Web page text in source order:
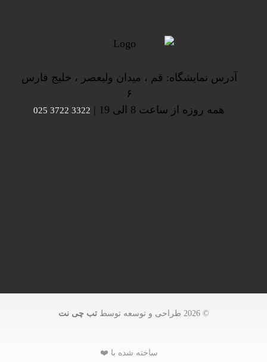
آدرس نمایشگاه: قم ، میدان ولیعصر ، خلیج فارس
۶
همه روزه از ساعت 8 الی 19 |
3322 3722 025
© 2026 طراحی و توسعه توسط تب چی نت
ساخته شده با ❤️